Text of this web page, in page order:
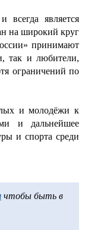
всегда является
на широкий круг
принимают
так и любители,
ограничений по
и молодёжи к
и дальнейшее
и спорта среди
чтобы быть в